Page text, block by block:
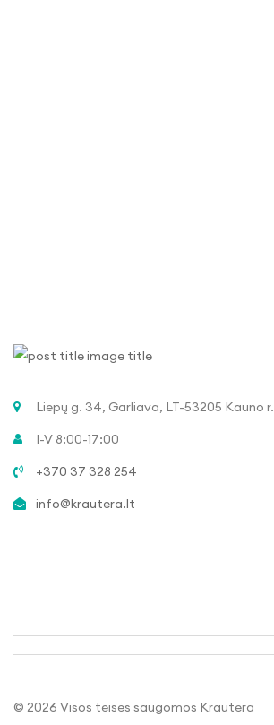
Liepų g. 34, Garliava, LT-53205 Kauno r.
I-V 8:00-17:00
+370 37 328 254
info@krautera.lt
© 2026 Visos teisės saugomos Krautera